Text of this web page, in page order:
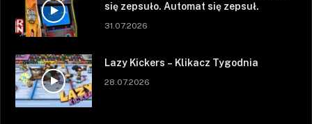
się zepsuło. Automat się zepsuł.
31.07.2026
Lazy Kickers – Klikacz Tygodnia
28.07.2026